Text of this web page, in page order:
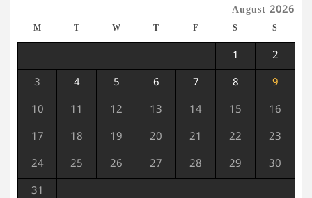
August 2026
M T W T F S S
1 2
3 4 5 6 7 8 9
10 11 12 13 14 15 16
17 18 19 20 21 22 23
24 25 26 27 28 29 30
31